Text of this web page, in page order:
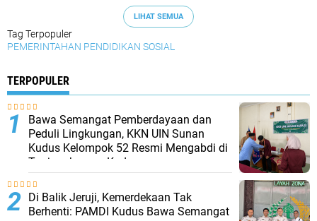
LIHAT SEMUA
Tag Terpopuler
PEMERINTAHAN PENDIDIKAN SOSIAL
TERPOPULER
Bawa Semangat Pemberdayaan dan
Peduli Lingkungan, KKN UIN Sunan
Kudus Kelompok 52 Resmi Mengabdi di
Tanjungkarang Kudus
Di Balik Jeruji, Kemerdekaan Tak
Berhenti: PAMDI Kudus Bawa Semangat